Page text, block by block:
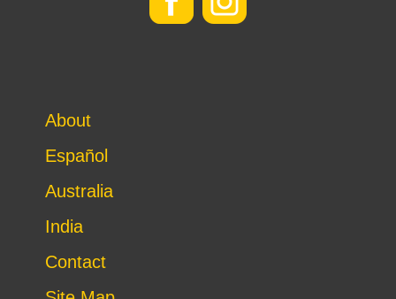
About
Español
Australia
India
Contact